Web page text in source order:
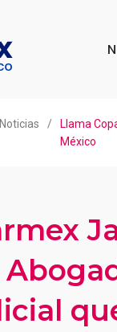
Noticias /
Llama
México